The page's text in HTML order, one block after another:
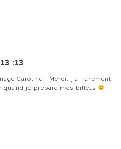
13 :13
Caroline ! Merci, j’ai rarement
quand je prépare mes billets